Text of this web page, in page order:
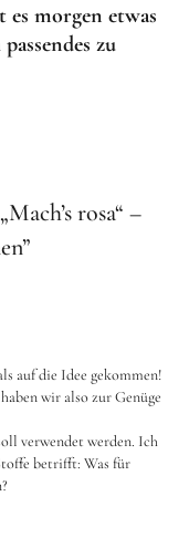
morgen etwas
zu
rosa“ –
”
auf die Idee gekommen!
wir also zur Genüge
verwendet werden. Ich
betrifft: Was für